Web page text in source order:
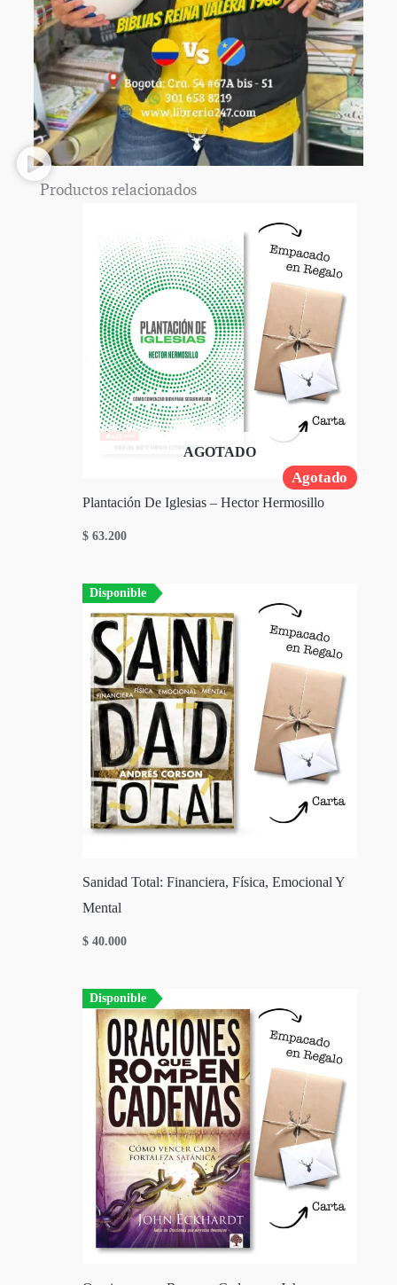
Productos relacionados
Agotado
AGOTADO
Plantación De Iglesias – Hector Hermosillo
$ 63.200
Disponible
Sanidad Total: Financiera, Física, Emocional Y
Mental
$ 40.000
Disponible